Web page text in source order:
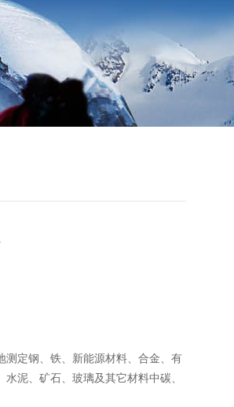
测定钢、铁、新能源材料、合金、有
泥、矿石、玻璃及其它材料中碳、